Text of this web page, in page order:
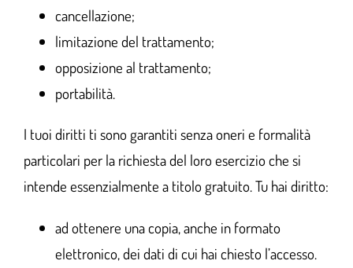
cancellazione;
limitazione del trattamento;
opposizione al trattamento;
portabilità.
I tuoi diritti ti sono garantiti senza oneri e formalità
particolari per la richiesta del loro esercizio che si
intende essenzialmente a titolo gratuito. Tu hai diritto:
ad ottenere una copia, anche in formato
elettronico, dei dati di cui hai chiesto l’accesso.